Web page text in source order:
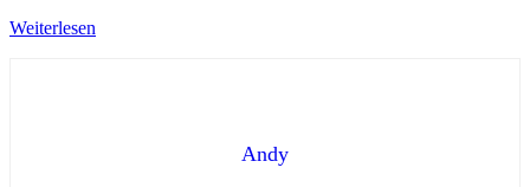
Weiterlesen
Andy